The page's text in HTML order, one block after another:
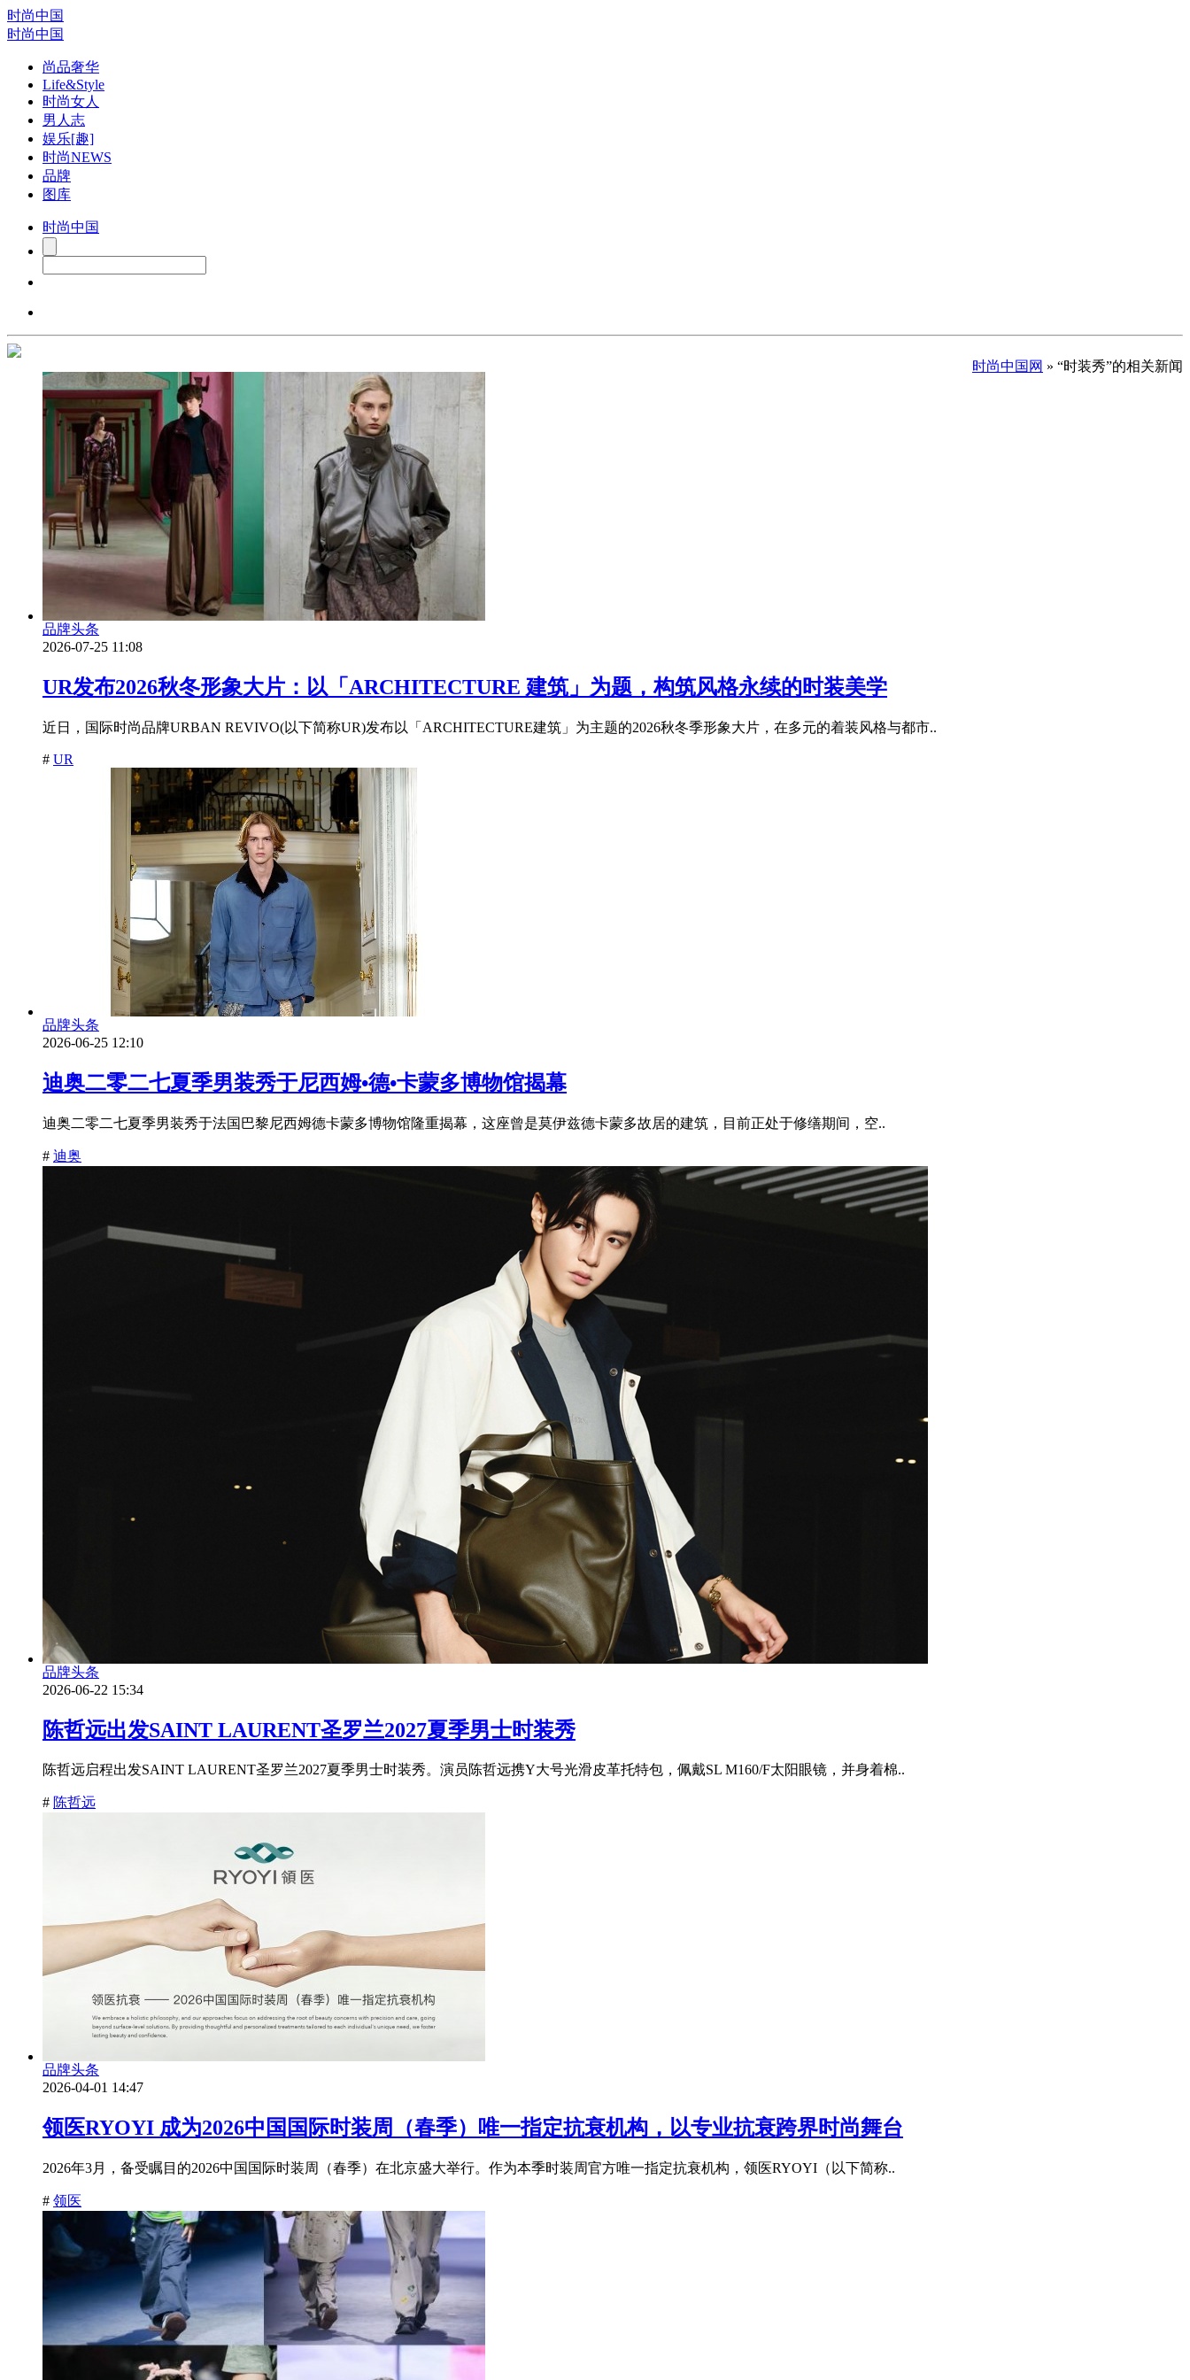
时尚中国
时尚中国
尚品奢华
Life&Style
时尚女人
男人志
娱乐[趣]
时尚NEWS
品牌
图库
时尚中国
时尚中国网 » “时装秀”的相关新闻
品牌头条
2026-07-25 11:08
UR发布2026秋冬形象大片：以「ARCHITECTURE 建筑」为题，构筑风格永续的时装美学
近日，国际时尚品牌URBAN REVIVO(以下简称UR)发布以「ARCHITECTURE建筑」为主题的2026秋冬季形象大片，在多元的着装风格与都市..
# UR
品牌头条
2026-06-25 12:10
迪奥二零二七夏季男装秀于尼西姆•德•卡蒙多博物馆揭幕
迪奥二零二七夏季男装秀于法国巴黎尼西姆德卡蒙多博物馆隆重揭幕，这座曾是莫伊兹德卡蒙多故居的建筑，目前正处于修缮期间，空..
# 迪奥
品牌头条
2026-06-22 15:34
陈哲远出发SAINT LAURENT圣罗兰2027夏季男士时装秀
陈哲远启程出发SAINT LAURENT圣罗兰2027夏季男士时装秀。演员陈哲远携Y大号光滑皮革托特包，佩戴SL M160/F太阳眼镜，并身着棉..
# 陈哲远
品牌头条
2026-04-01 14:47
领医RYOYI 成为2026中国国际时装周（春季）唯一指定抗衰机构，以专业抗衰跨界时尚舞台
2026年3月，备受瞩目的2026中国国际时装周（春季）在北京盛大举行。作为本季时装周官方唯一指定抗衰机构，领医RYOYI（以下简称..
# 领医